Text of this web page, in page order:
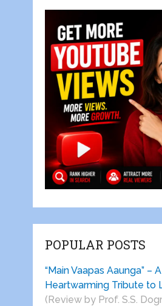
POPULAR POSTS
“Main Vaapas Aaunga” – A
Heartwarming Tribute to
(Review by Prof. S.S.